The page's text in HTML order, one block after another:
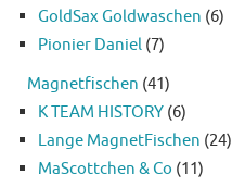
GoldSax Goldwaschen (6)
Pionier Daniel (7)
Magnetfischen (41)
K TEAM HISTORY (6)
Lange MagnetFischen (24)
MaScottchen & Co (11)